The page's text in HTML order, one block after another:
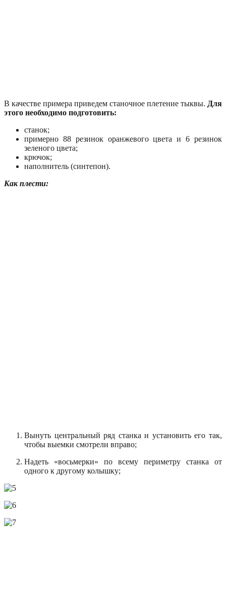
В качестве примера приведем станочное плетение тыквы. Для
этого необходимо подготовить:
станок;
примерно 88 резинок оранжевого цвета и 6 резинок
зеленого цвета;
крючок;
наполнитель (синтепон).
Как плести:
Вынуть центральный ряд станка и установить его так,
чтобы выемки смотрели вправо;
Надеть «восьмерки» по всему периметру станка от
одного к другому колышку;